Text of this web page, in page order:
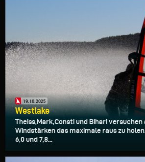
19.10.2025
Westlake
Theiss,Mark,Consti und Bihari versuchen
Windstärken das maximale raus zu
6,0 und 7,8...